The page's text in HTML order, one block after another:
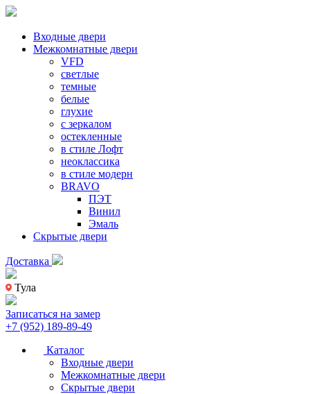
Входные двери
Межкомнатные двери
VFD
светлые
темные
белые
глухие
с зеркалом
остекленные
в стиле Лофт
неоклассика
в стиле модерн
BRAVO
ПЭТ
Винил
Эмаль
Скрытые двери
Доставка
Тула
Записаться на замер
+7 (952) 189-89-49
Каталог
Входные двери
Межкомнатные двери
Скрытые двери